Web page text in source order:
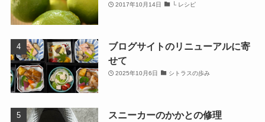
2017年10月14日 └ レシピ
ブログサイトのリニューアルに寄
せて
2025年10月6日 シトラスの歩み
スニーカーのかかとの修理